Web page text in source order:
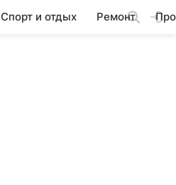
Спорт и отдых Ремонт